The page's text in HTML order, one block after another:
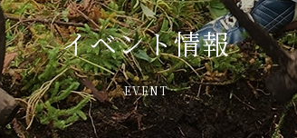
イベント情報
EVENT